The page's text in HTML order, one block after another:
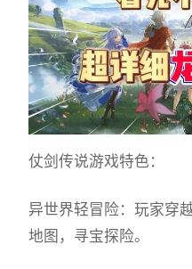
仗剑传说游戏特色：
异世界轻冒险：玩家穿
地图，寻宝探险。